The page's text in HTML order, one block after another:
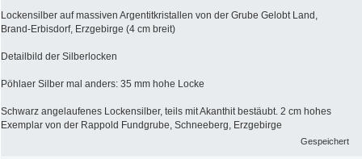
Lockensilber auf massiven Argentitkristallen von der Grube Gelobt Land,
Brand-Erbisdorf, Erzgebirge (4 cm breit)
Detailbild der Silberlocken
Pöhlaer Silber mal anders: 35 mm hohe Locke
Schwarz angelaufenes Lockensilber, teils mit Akanthit bestäubt. 2 cm hohes
Exemplar von der Rappold Fundgrube, Schneeberg, Erzgebirge
Gespeichert